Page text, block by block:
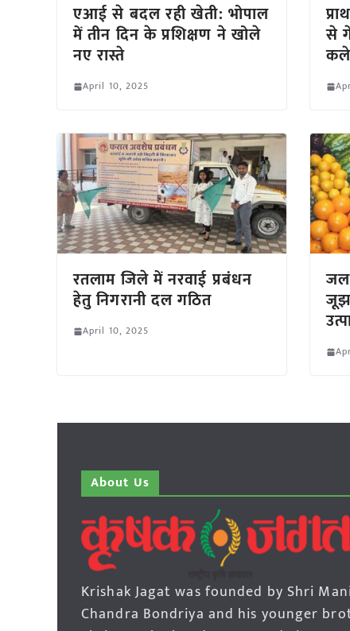
एआई से बदल रही खेती: भोपाल
में तीन दिन के प्रशिक्षण ने खोले
नए रास्ते
April 10, 2025
से
रतलाम जिले में नरवाई प्रबंधन
हेतु निगरानी दल गठित
April 10, 2025
About Us
Krishak Jagat was founded by Shri
Chandra Bondriya and his younger